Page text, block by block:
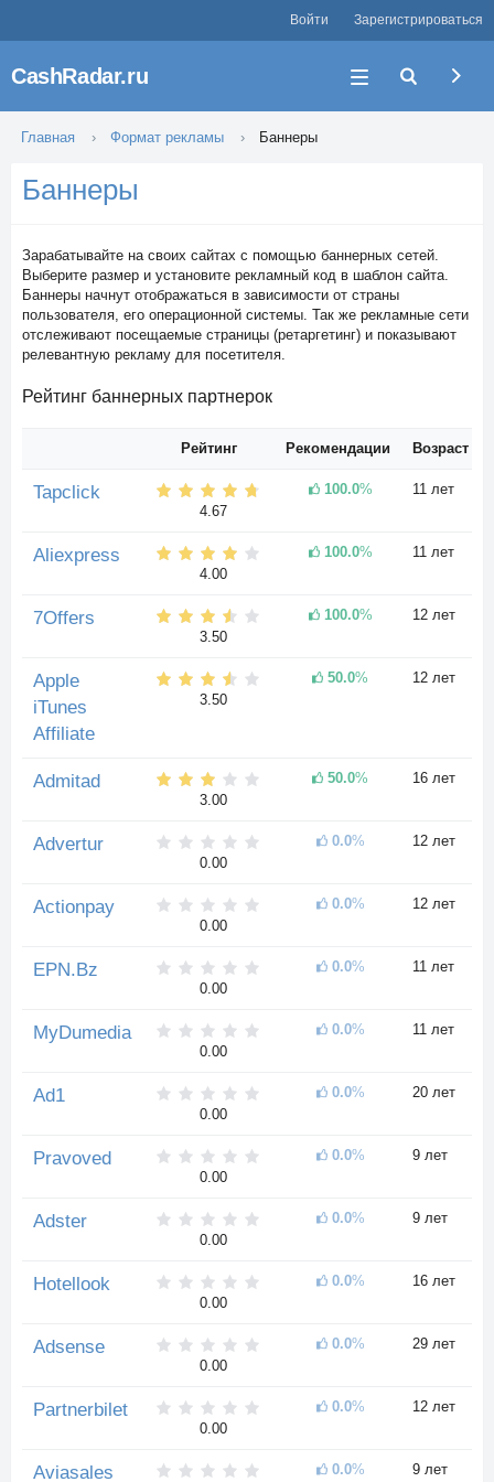
Войти Зарегистрироваться
CashRadar.ru
Главная Формат рекламы Баннеры
Баннеры
Зарабатывайте на своих сайтах с помощью баннерных сетей.
Выберите размер и установите рекламный код в шаблон сайта.
Баннеры начнут отображаться в зависимости от страны
пользователя, его операционной системы. Так же рекламные сети
отслеживают посещаемые страницы (ретаргетинг) и показывают
релевантную рекламу для посетителя.
Рейтинг баннерных партнерок
Рейтинг Рекомендации Возраст
Tapclick
4.67
100.0% 11 лет
Aliexpress
4.00
100.0% 11 лет
7Offers
3.50
100.0% 12 лет
Apple
iTunes
Affiliate
3.50
50.0% 12 лет
Admitad
3.00
50.0% 16 лет
Advertur
0.00
0.0% 12 лет
Actionpay
0.00
0.0% 12 лет
EPN.Bz
0.00
0.0% 11 лет
MyDumedia
0.00
0.0% 11 лет
Ad1
0.00
0.0% 20 лет
Pravoved
0.00
0.0% 9 лет
Adster
0.00
0.0% 9 лет
Hotellook
0.00
0.0% 16 лет
Adsense
0.00
0.0% 29 лет
Partnerbilet
0.00
0.0% 12 лет
Aviasales 0.0% 9 лет